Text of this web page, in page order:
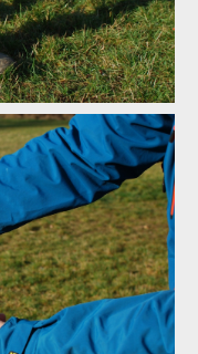
- a neřešíš špatné
- a neřešíš špatné